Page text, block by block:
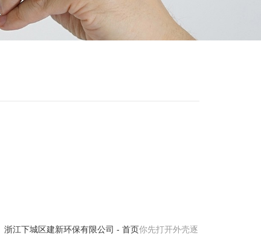
浙江下城区建新环保有限公司 - 首页你先打开外壳逐